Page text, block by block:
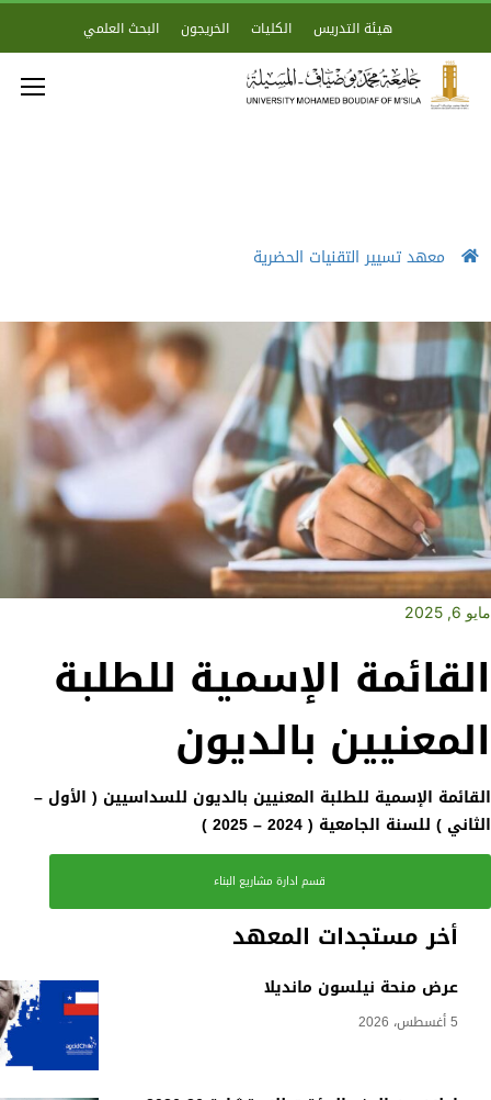
هيئة التدريس الكليات الخريجون البحث العلمي
معهد تسيير التقنيات الحضرية
أخر مستجدات المعهد
عرض منحة نيلسون مانديلا
5 أغسطس، 2026
مايو 6, 2025
القائمة الإسمية للطلبة
المعنيين بالديون
القائمة الإسمية للطلبة المعنيين بالديون للسداسيين ( الأول –
الثاني ) للسنة الجامعية ( 2024 – 2025 )
قسم ادارة مشاريع البناء